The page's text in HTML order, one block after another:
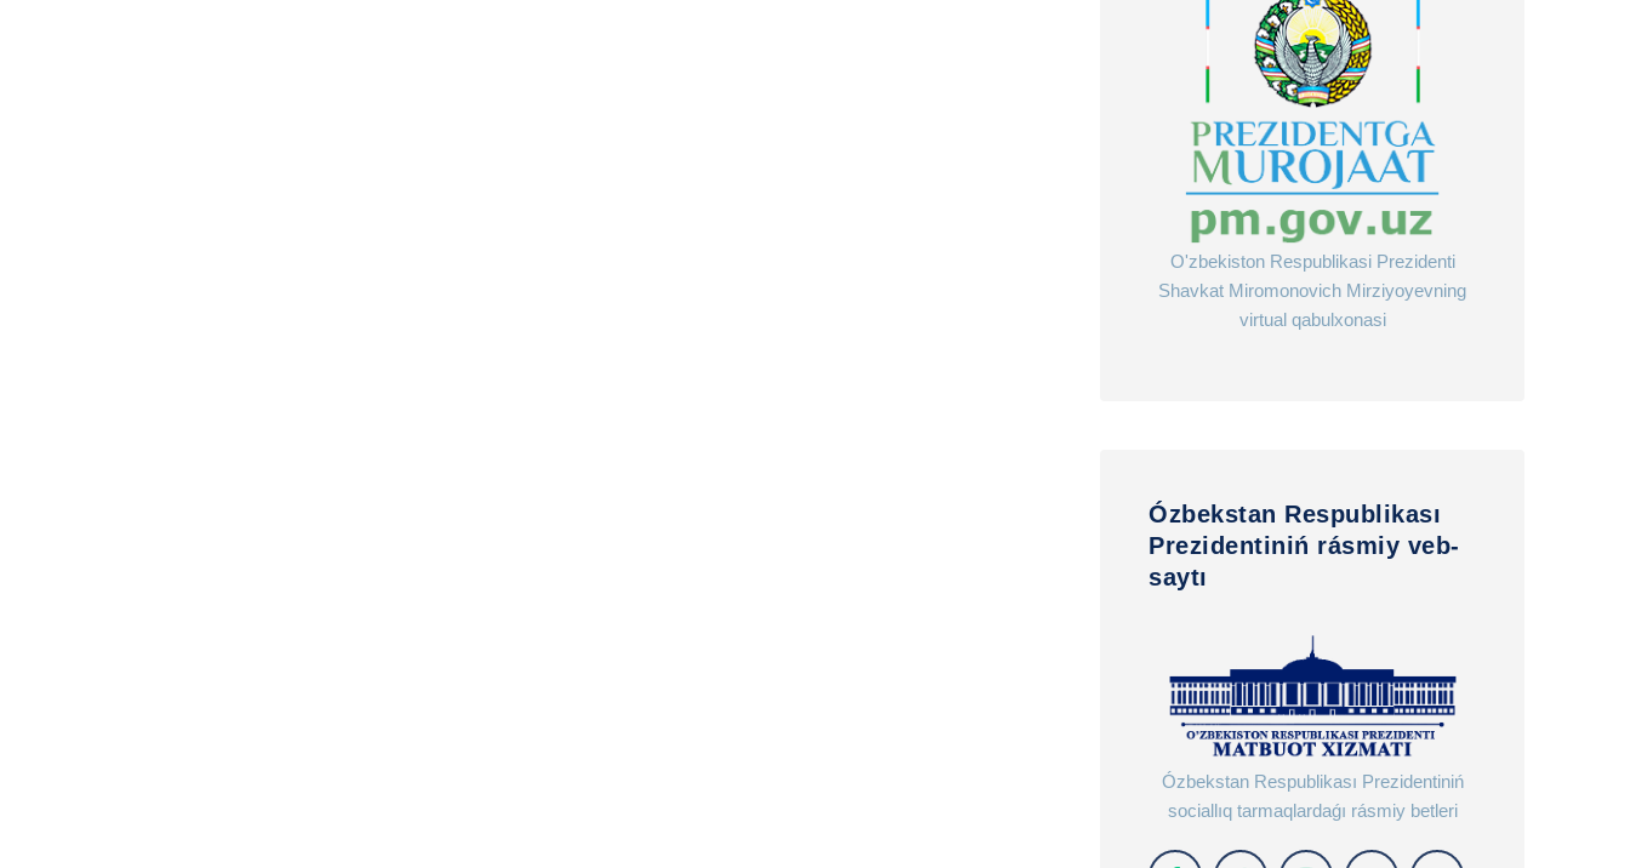
O'zbekiston Respublikasi Prezidenti
Shavkat Miromonovich Mirziyoyevning
virtual qabulxonasi
Ózbekstan Respublikası
Prezidentiniń rásmiy veb-
saytı
Ózbekstan Respublikası Prezidentiniń
sociallıq tarmaqlardaǵı rásmiy betleri